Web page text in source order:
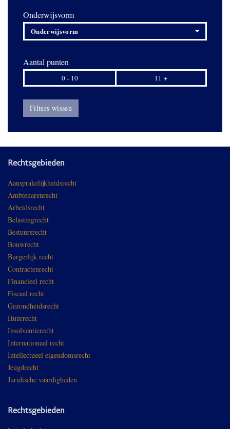
Onderwijsvorm
Onderwijsvorm
Aantal punten
0 - 10 11 +
Filters wissen
Rechtsgebieden
Aansprakelijkheidsrecht
Ambtenarenrecht
Arbeidsrecht
Belastingrecht
Bestuursrecht
Bouwrecht
Burgerlijk recht
Contractenrecht
Financieel recht
Fiscaal recht
Gezondheidsrecht
Huurrecht
Insolventierecht
Internationaal recht
Intellectueel eigendomsrecht
Jeugdrecht
Juridische vaardigheden
Rechtsgebieden